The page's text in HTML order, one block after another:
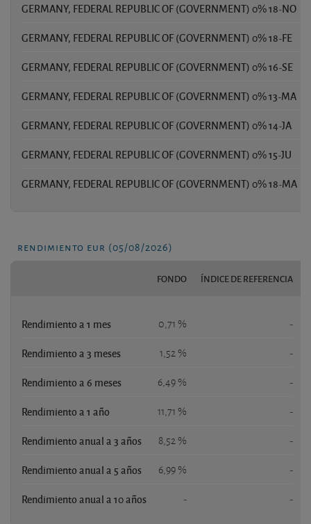
GERMANY, FEDERAL REPUBLIC OF (GOVERNMENT) 0% 18-NO
GERMANY, FEDERAL REPUBLIC OF (GOVERNMENT) 0% 18-FE
GERMANY, FEDERAL REPUBLIC OF (GOVERNMENT) 0% 16-SE
GERMANY, FEDERAL REPUBLIC OF (GOVERNMENT) 0% 13-MA
GERMANY, FEDERAL REPUBLIC OF (GOVERNMENT) 0% 14-JA
GERMANY, FEDERAL REPUBLIC OF (GOVERNMENT) 0% 15-JU
GERMANY, FEDERAL REPUBLIC OF (GOVERNMENT) 0% 18-MA
rendimiento eur (05/08/2026)
FONDO ÍNDICE DE REFERENCIA
Rendimiento a 1 mes 0,71 % -
Rendimiento a 3 meses 1,52 % -
Rendimiento a 6 meses 6,49 % -
Rendimiento a 1 año 11,71 % -
Rendimiento anual a 3 años 8,52 % -
Rendimiento anual a 5 años 6,99 % -
Rendimiento anual a 10 años - -